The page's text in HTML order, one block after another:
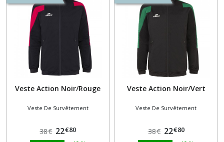
Veste Action Noir/Rouge
Veste De Survêtement
38€ 22€80
Veste Action Noir/Vert
Veste De Survêtement
38€ 22€80